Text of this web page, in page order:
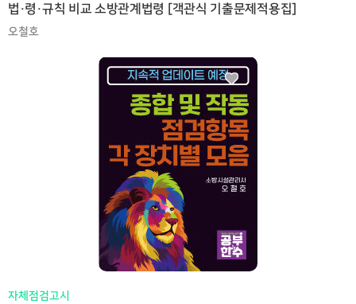
법·령·규칙 비교 소방관계법령 [객관식 기출문제적용집]
오철호
자체점검고시